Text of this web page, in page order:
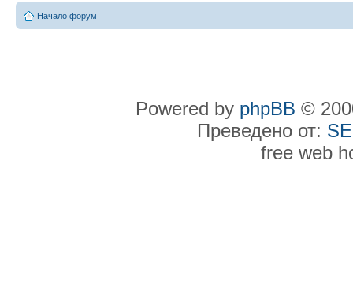
Начало форум
Powered by phpBB ©
Преведено от:
free web